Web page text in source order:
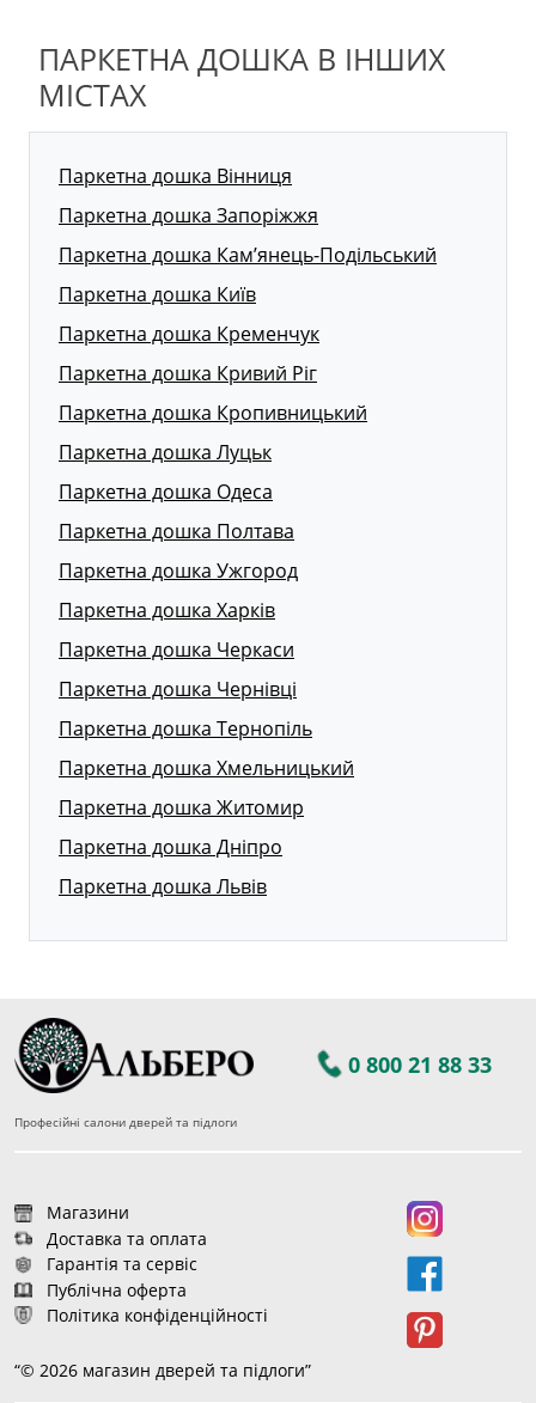
ПАРКЕТНА ДОШКА В ІНШИХ
МІСТАХ
Паркетна дошка Вінниця
Паркетна дошка Запоріжжя
Паркетна дошка Кам’янець-Подільський
Паркетна дошка Київ
Паркетна дошка Кременчук
Паркетна дошка Кривий Ріг
Паркетна дошка Кропивницький
Паркетна дошка Луцьк
Паркетна дошка Одеса
Паркетна дошка Полтава
Паркетна дошка Ужгород
Паркетна дошка Харків
Паркетна дошка Черкаси
Паркетна дошка Чернівці
Паркетна дошка Тернопіль
Паркетна дошка Хмельницький
Паркетна дошка Житомир
Паркетна дошка Дніпро
Паркетна дошка Львів
0 800 21 88 33
Професійні салони дверей та підлоги
Магазини
Доставка та оплата
Гарантія та сервіс
Публічна оферта
Політика конфіденційності
“© 2026 магазин дверей та підлоги”